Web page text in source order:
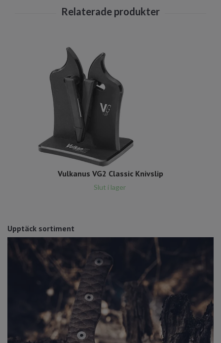
Upptäck sortiment
Vulkanus VG2 Classic Knivslip
Slut i lager